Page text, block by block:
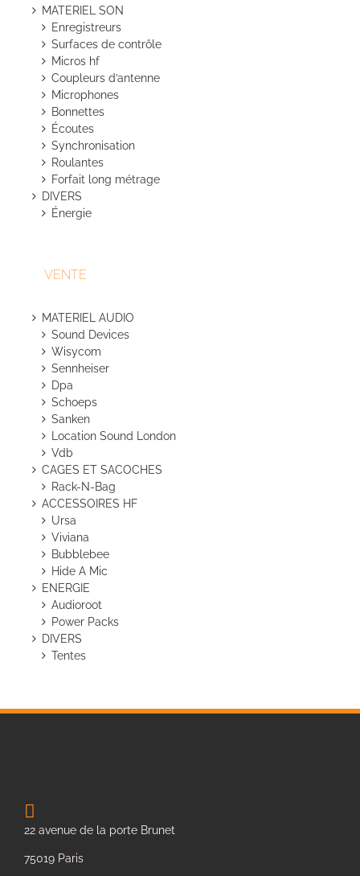
MATERIEL SON
Enregistreurs
Surfaces de contrôle
Micros hf
Coupleurs d’antenne
Microphones
Bonnettes
Écoutes
Synchronisation
Roulantes
Forfait long métrage
DIVERS
Énergie
VENTE
MATERIEL AUDIO
Sound Devices
Wisycom
Sennheiser
Dpa
Schoeps
Sanken
Location Sound London
Vdb
CAGES ET SACOCHES
Rack-N-Bag
ACCESSOIRES HF
Ursa
Viviana
Bubblebee
Hide A Mic
ENERGIE
Audioroot
Power Packs
DIVERS
Tentes
22 avenue de la porte Brunet
75019 Paris